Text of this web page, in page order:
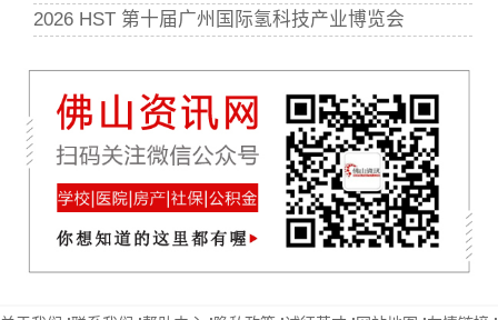
2026 HST 第十届广州国际氢科技产业博览会